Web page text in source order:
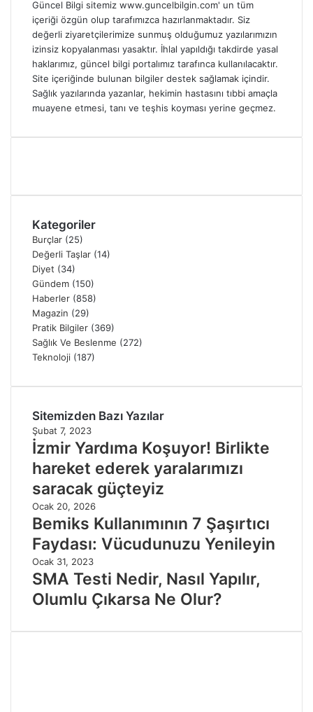
Güncel Bilgi sitemiz www.guncelbilgin.com' un tüm
içeriği özgün olup tarafımızca hazırlanmaktadır. Siz
değerli ziyaretçilerimize sunmuş olduğumuz yazılarımızın
izinsiz kopyalanması yasaktır. İhlal yapıldığı takdirde yasal
haklarımız, güncel bilgi portalımız tarafınca kullanılacaktır.
Site içeriğinde bulunan bilgiler destek sağlamak içindir.
Sağlık yazılarında yazanlar, hekimin hastasını tıbbi amaçla
muayene etmesi, tanı ve teşhis koyması yerine geçmez.
Kategoriler
Burçlar (25)
Değerli Taşlar (14)
Diyet (34)
Gündem (150)
Haberler (858)
Magazin (29)
Pratik Bilgiler (369)
Sağlık Ve Beslenme (272)
Teknoloji (187)
Sitemizden Bazı Yazılar
Şubat 7, 2023
İzmir Yardıma Koşuyor! Birlikte
hareket ederek yaralarımızı
saracak güçteyiz
Ocak 20, 2026
Bemiks Kullanımının 7 Şaşırtıcı
Faydası: Vücudunuzu Yenileyin
Ocak 31, 2023
SMA Testi Nedir, Nasıl Yapılır,
Olumlu Çıkarsa Ne Olur?